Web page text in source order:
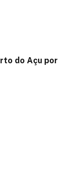
do Açu por